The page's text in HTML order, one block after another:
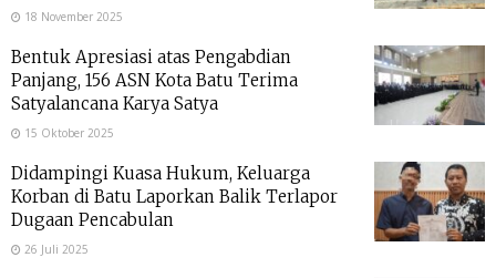
18 November 2025
Bentuk Apresiasi atas Pengabdian
Panjang, 156 ASN Kota Batu Terima
Satyalancana Karya Satya
15 Oktober 2025
Didampingi Kuasa Hukum, Keluarga
Korban di Batu Laporkan Balik Terlapor
Dugaan Pencabulan
26 Juli 2025